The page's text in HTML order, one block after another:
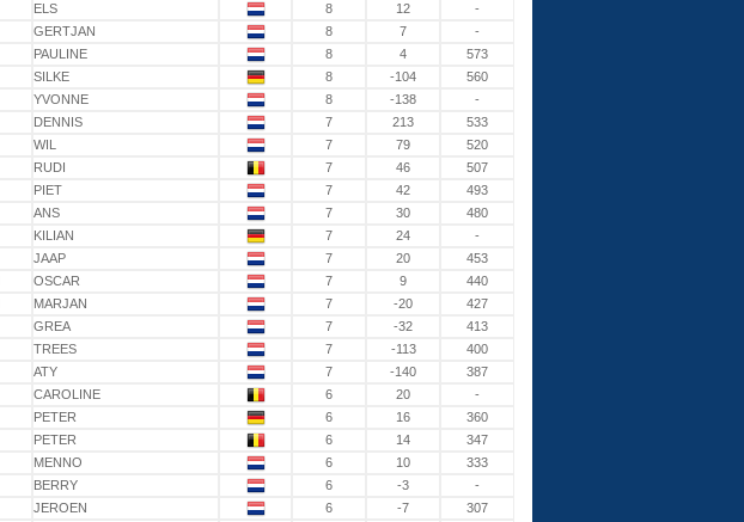
ELS 8 12
-
GERTJAN 8 7
-
PAULINE 8 4
573
SILKE 8 -104
560
YVONNE 8 -138
-
DENNIS 7 213
533
WIL 7 79
520
RUDI 7 46
507
PIET 7 42
493
ANS 7 30
480
KILIAN 7 24
-
JAAP 7 20
453
OSCAR 7 9
440
MARJAN 7 -20
427
GREA 7 -32
413
TREES 7 -113
400
ATY 7 -140
387
CAROLINE 6 20
-
PETER 6 16
360
PETER 6 14
347
MENNO 6 10
333
BERRY 6 -3
-
JEROEN 6 -7
307